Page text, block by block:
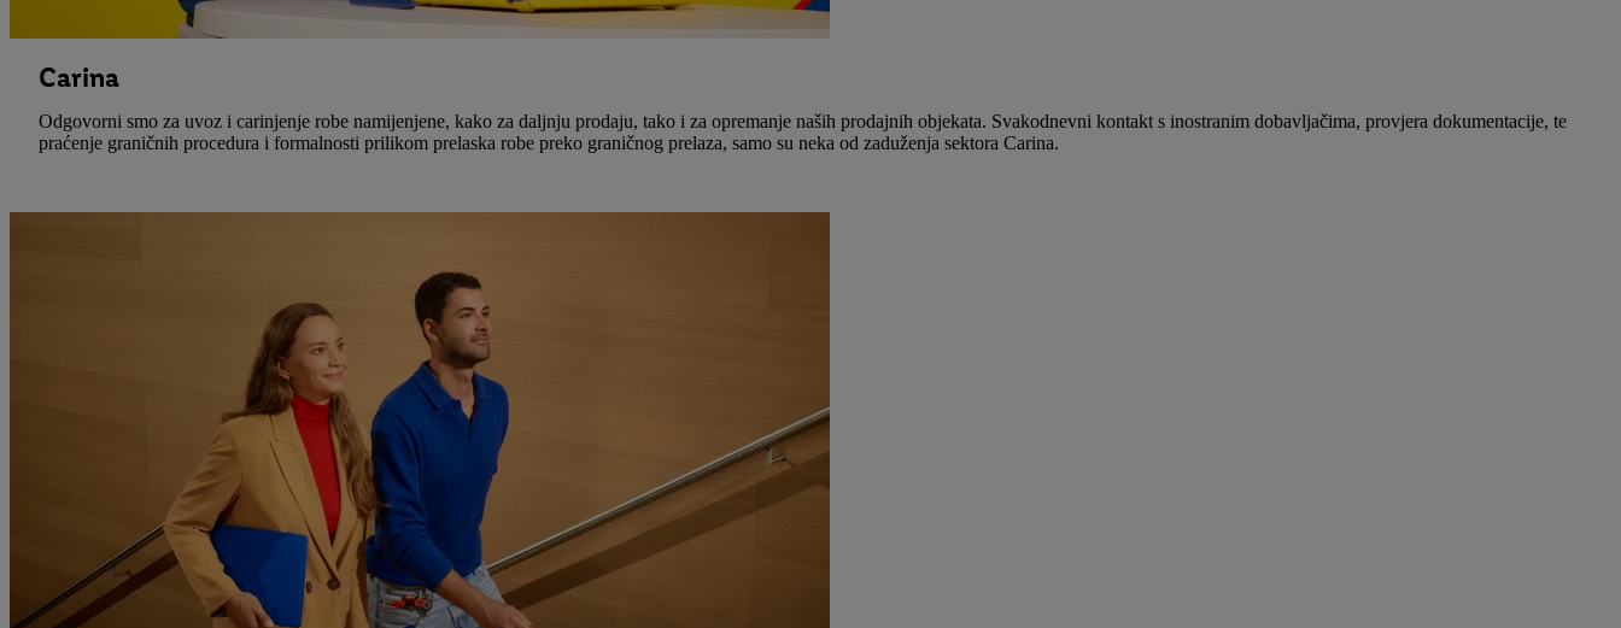
Carina
Odgovorni smo za uvoz i carinjenje robe namijenjene, kako za daljnju prodaju, tako i za opremanje naših prodajnih objekata. Svakodnevni kontakt s inostranim dobavljačima, provjera dokumentacije, te
praćenje graničnih procedura i formalnosti prilikom prelaska robe preko graničnog prelaza, samo su neka od zaduženja sektora Carina.